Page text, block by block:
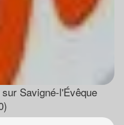
Savigné-l'Évêque